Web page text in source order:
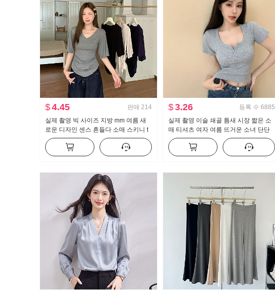
$4.45 판매 214
실제 촬영 빅 사이즈 지방 mm 여름 새
로운 디자인 센스 흔들다 소매 스키니 t
캐주얼 슬림해 보이는 몸매 가꾸기 만나
는 맨위
$3.26 등록 수 6885
실제 촬영 이슬 쇄골 틈새 시장 짧은 소
매 티셔츠 여자 여름 뜨거운 소녀 단단
한 새로운 버튼 디자인 센스 짧은 단락
맨위